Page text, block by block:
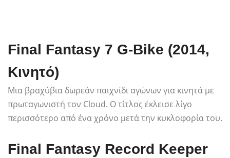
Final Fantasy 7 G-Bike (2014,
Κινητό)
Μια βραχύβια δωρεάν παιχνίδι αγώνων για κινητά με
πρωταγωνιστή τον Cloud. Ο τίτλος έκλεισε λίγο
περισσότερο από ένα χρόνο μετά την κυκλοφορία του.
Final Fantasy Record Keeper